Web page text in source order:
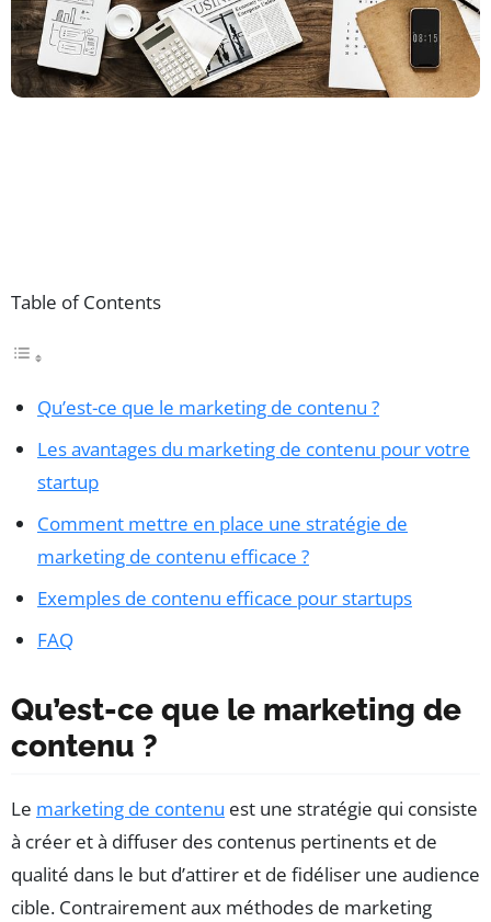
Table of Contents
Qu’est-ce que le marketing de contenu ?
Les avantages du marketing de contenu pour votre
startup
Comment mettre en place une stratégie de
marketing de contenu efficace ?
Exemples de contenu efficace pour startups
FAQ
Qu’est-ce que le marketing de
contenu ?
Le marketing de contenu est une stratégie qui consiste
à créer et à diffuser des contenus pertinents et de
qualité dans le but d’attirer et de fidéliser une audience
cible. Contrairement aux méthodes de marketing